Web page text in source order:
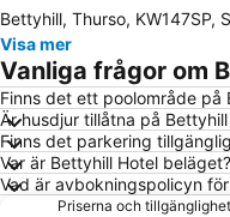
Förstora kartan
Bettyhill, Thurso, KW147SP,
Visa mer
Vanliga frågor om
Finns det ett poolområde på
Är husdjur tillåtna på
Finns det parkering
Var är Bettyhill Hotel beläget?
Vad är avbokningspolicyn
Priserna och